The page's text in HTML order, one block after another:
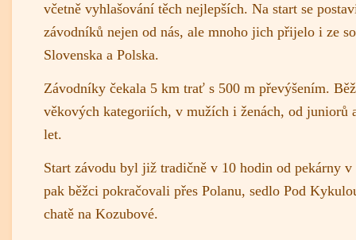
včetně vyhlašování těch nejlepších. Na start se
závodníků nejen od nás, ale mnoho jich přijelo i ze
Slovenska a Polska.
Závodníky čekala 5 km trať s 500 m převýšením.
věkových kategoriích, v mužích i ženách, od juniorů
let.
Start závodu byl již tradičně v 10 hodin od pekárny
pak běžci pokračovali přes Polanu, sedlo Pod
chatě na Kozubové.